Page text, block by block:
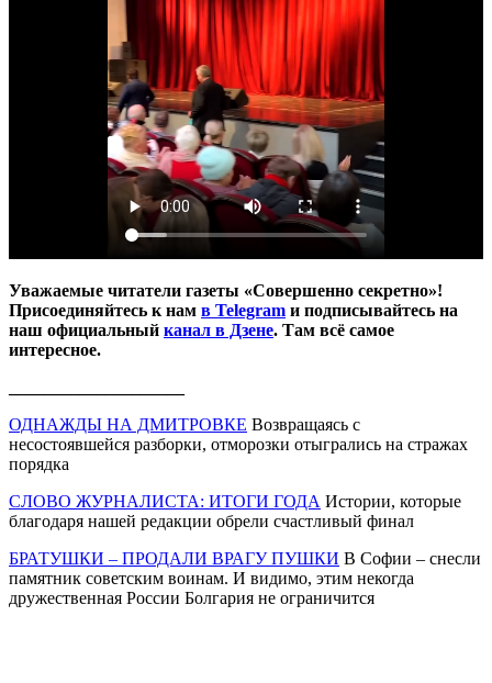
Уважаемые читатели газеты «Совершенно секретно»!
Присоединяйтесь к нам в Telegram и подписывайтесь на
наш официальный канал в Дзене. Там всё самое
интересное.
ОДНАЖДЫ НА ДМИТРОВКЕ Возвращаясь с
несостоявшейся разборки, отморозки отыгрались на стражах
порядка
СЛОВО ЖУРНАЛИСТА: ИТОГИ ГОДА Истории, которые
благодаря нашей редакции обрели счастливый финал
БРАТУШКИ – ПРОДАЛИ ВРАГУ ПУШКИ В Софии – снесли
памятник советским воинам. И видимо, этим некогда
дружественная России Болгария не ограничится